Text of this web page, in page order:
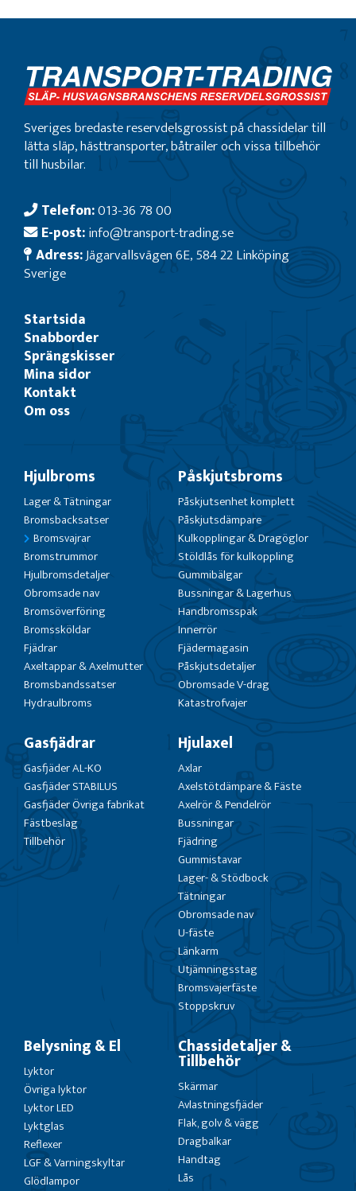
Sveriges bredaste reservdelsgrossist på chassidelar till
lätta släp, hästtransporter, båtrailer och vissa tillbehör
till husbilar.
Telefon:013-36 78 00
E-post:info@transport-trading.se
Adress:Jägarvallsvägen 6E, 584 22 Linköping
Sverige
Startsida
Snabborder
Sprängskisser
Mina sidor
Kontakt
Om oss
Hjulbroms
Lager & Tätningar
Bromsbacksatser
Bromsvajrar
Bromstrummor
Hjulbromsdetaljer
Obromsade nav
Bromsöverföring
Bromssköldar
Fjädrar
Axeltappar & Axelmutter
Bromsbandssatser
Hydraulbroms
Påskjutsbroms
Påskjutsenhet komplett
Påskjutsdämpare
Kulkopplingar & Dragöglor
Stöldlås för kulkoppling
Gummibälgar
Bussningar & Lagerhus
Handbromsspak
Innerrör
Fjädermagasin
Påskjutsdetaljer
Obromsade V-drag
Katastrofvajer
Gasfjädrar
Gasfjäder AL-KO
Gasfjäder STABILUS
Gasfjäder Övriga fabrikat
Fästbeslag
Tillbehör
Hjulaxel
Axlar
Axelstötdämpare & Fäste
Axelrör & Pendelrör
Bussningar
Fjädring
Gummistavar
Lager- & Stödbock
Tätningar
Obromsade nav
U-fäste
Länkarm
Utjämningsstag
Bromsvajerfäste
Stoppskruv
Belysning & El
Lyktor
Övriga lyktor
Lyktor LED
Lyktglas
Reflexer
LGF & Varningskyltar
Glödlampor
Chassidetaljer &
Tillbehör
Skärmar
Avlastningsfjäder
Flak, golv & vägg
Dragbalkar
Handtag
Lås